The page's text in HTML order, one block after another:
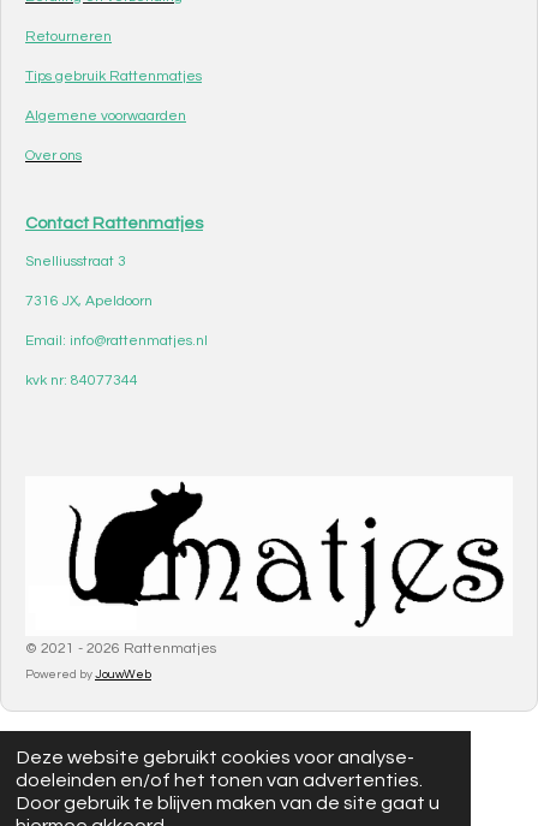
Deze website gebruikt cookies voor analyse-
doeleinden en/of het tonen van advertenties.
Door gebruik te blijven maken van de site gaat u
Retourneren
Tips gebruik Rattenmatjes
Algemene voorwaarden
Over ons
Contact Rattenmatjes
Snelliusstraat 3
7316 JX, Apeldoorn
Email: info@rattenmatjes.nl
kvk nr: 84077344
© 2021 - 2026 Rattenmatjes
Powered by JouwWeb